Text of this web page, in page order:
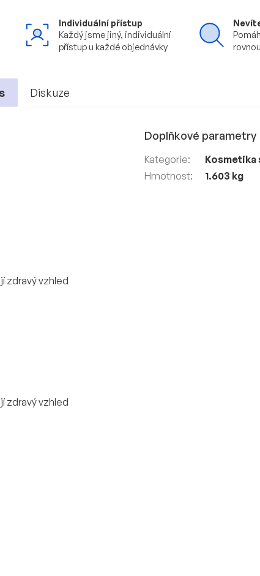
Individuální přístup
Každý jsme jiný, individuální
přístup u každé objednávky
Diskuze
zdravý vzhled
zdravý vzhled
Doplňkové parametry
Kategorie:
Kosmetika
Hmotnost: 1.603 kg